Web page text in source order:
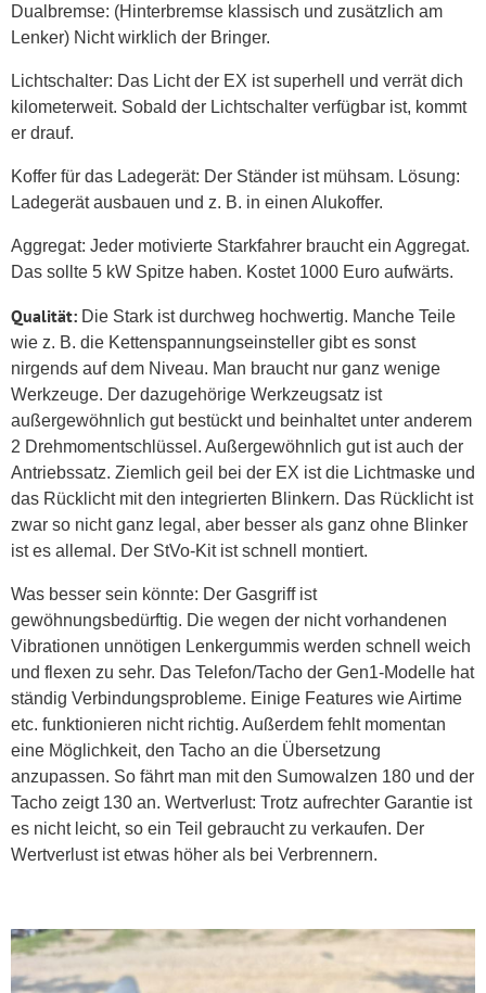
Dualbremse: (Hinterbremse klassisch und zusätzlich am
Lenker) Nicht wirklich der Bringer.
Lichtschalter: Das Licht der EX ist superhell und verrät dich
kilometerweit. Sobald der Lichtschalter verfügbar ist, kommt
er drauf.
Koffer für das Ladegerät: Der Ständer ist mühsam. Lösung:
Ladegerät ausbauen und z. B. in einen Alukoffer.
Aggregat: Jeder motivierte Starkfahrer braucht ein Aggregat.
Das sollte 5 kW Spitze haben. Kostet 1000 Euro aufwärts.
Qualität: Die Stark ist durchweg hochwertig. Manche Teile
wie z. B. die Kettenspannungseinsteller gibt es sonst
nirgends auf dem Niveau. Man braucht nur ganz wenige
Werkzeuge. Der dazugehörige Werkzeugsatz ist
außergewöhnlich gut bestückt und beinhaltet unter anderem
2 Drehmomentschlüssel. Außergewöhnlich gut ist auch der
Antriebssatz. Ziemlich geil bei der EX ist die Lichtmaske und
das Rücklicht mit den integrierten Blinkern. Das Rücklicht ist
zwar so nicht ganz legal, aber besser als ganz ohne Blinker
ist es allemal. Der StVo-Kit ist schnell montiert.
Was besser sein könnte: Der Gasgriff ist
gewöhnungsbedürftig. Die wegen der nicht vorhandenen
Vibrationen unnötigen Lenkergummis werden schnell weich
und flexen zu sehr. Das Telefon/Tacho der Gen1-Modelle hat
ständig Verbindungsprobleme. Einige Features wie Airtime
etc. funktionieren nicht richtig. Außerdem fehlt momentan
eine Möglichkeit, den Tacho an die Übersetzung
anzupassen. So fährt man mit den Sumowalzen 180 und der
Tacho zeigt 130 an. Wertverlust: Trotz aufrechter Garantie ist
es nicht leicht, so ein Teil gebraucht zu verkaufen. Der
Wertverlust ist etwas höher als bei Verbrennern.